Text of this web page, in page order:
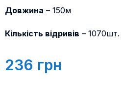
Довжина – 150м
Кількість відривів – 1070шт.
236 грн